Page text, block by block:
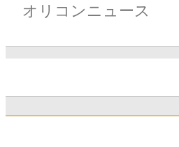
オリコンニュース